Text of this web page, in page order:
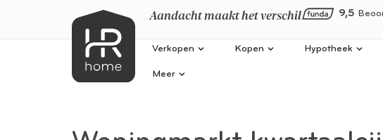
Aandacht maakt het verschil 9,5
Verkopen Kopen Hypotheek
Meer